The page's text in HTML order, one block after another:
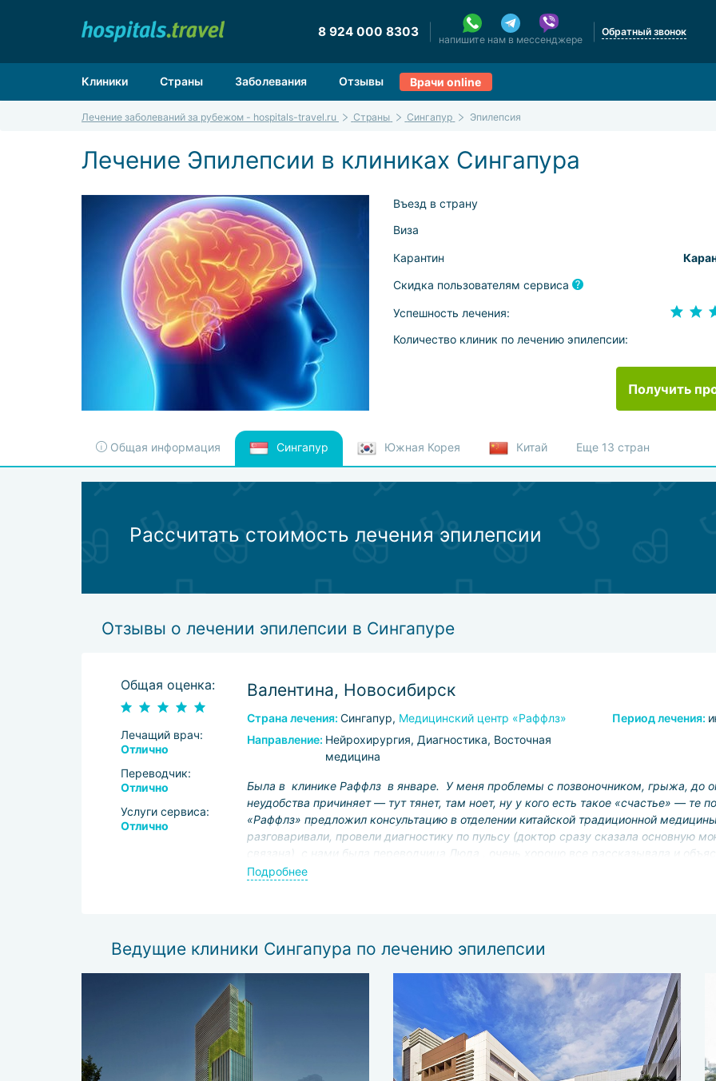
8 924 000 8303
напишите нам в мессенджере
Обратный звонок
Клиники Страны Заболевания Отзывы Врачи online
Лечение заболеваний за рубежом - hospitals-travel.ru Страны Сингапур Эпилепсия
Лечение Эпилепсии в клиниках Сингапура
Въезд в страну
Виза
Карантин
Скидка пользователям сервиса
Успешность лечения:
Количество клиник по лечению эпилепсии:
Получить
Общая информация Сингапур Южная Корея Китай Еще 13 стран
Рассчитать стоимость лечения эпилепсии
Отзывы о лечении эпилепсии в Сингапуре
Общая оценка:
Лечащий врач:
Отлично
Переводчик:
Отлично
Услуги сервиса:
Отлично
Валентина, Новосибирск
Страна лечения: Сингапур, Медицинский центр «Раффлз»
Направление: Нейрохирургия, Диагностика, Восточная
медицина
Период лечения:
Была в клинике Раффлз в январе. У меня проблемы с позвоночником, грыжа, до
неудобства причиняет — тут тянет, там ноет, ну у кого есть такое «счастье» — те
«Раффлз» предложил консультацию в отделении китайской традиционной
разговаривали, провели диагностику по пульсу (доктор сразу сказала основную
связана) с нами была переводчица Люда , очень хорошо все рассказывала и
у меня было всего 3 свободных дня, поэтому полного эффекта я не получила, но
произвела очень хорошее впечатление, очень много иностранцев, причем
город.
Подробнее
Ведущие клиники Сингапура по лечению эпилепсии